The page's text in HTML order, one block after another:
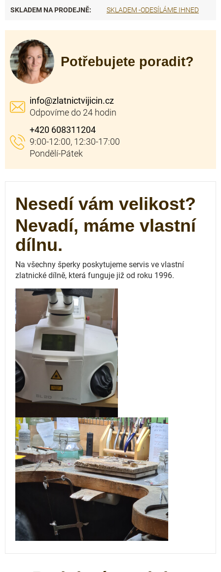
SKLADEM NA PRODEJNĚ: SKLADEM -ODESÍLÁME IHNED
Potřebujete poradit?
info@zlatnictvijicin.cz
+420 608311204
Nesedí vám velikost?
Nevadí, máme vlastní
dílnu.
Na všechny šperky poskytujeme servis ve vlastní
zlatnické dílně, která funguje již od roku 1996.